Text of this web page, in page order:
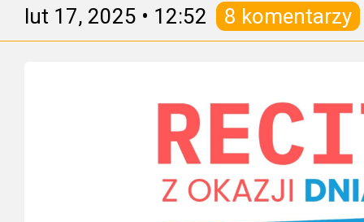
lut 17, 2025 • 12:52 8 komentarzy